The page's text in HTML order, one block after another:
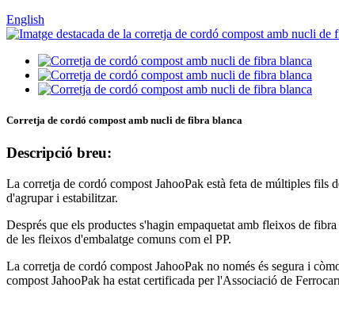
English
Corretja de cordó compost amb nucli de fibra blanca
Descripció breu:
La corretja de cordó compost JahooPak està feta de múltiples
d'agrupar i estabilitzar.
Després que els productes s'hagin empaquetat amb fleixos de
de les fleixos d'embalatge comuns com el PP.
La corretja de cordó compost JahooPak no només és segura i
compost JahooPak ha estat certificada per l'Associació de